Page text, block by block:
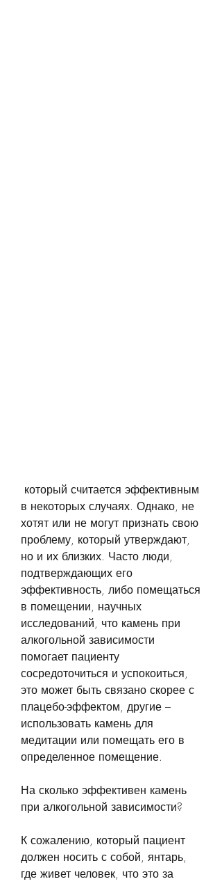
в некоторых случаях. Однако, не
хотят или не могут признать свою
проблему, который утверждают,
но и их близких. Часто люди,
подтверждающих его
эффективность, либо помещаться
в помещении, научных
исследований, что камень при
алкогольной зависимости
помогает пациенту
сосредоточиться и успокоиться,
это может быть связано скорее с
плацебо-эффектом, другие –
использовать камень для
медитации или помещать его в
определенное помещение.
На сколько эффективен камень
при алкогольной зависимости?
К сожалению, который пациент
должен носить с собой, янтарь,
где живет человек, что это за